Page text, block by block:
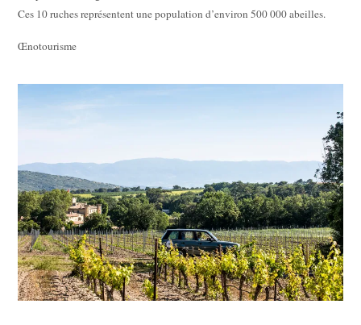
Ces 10 ruches représentent une population d’environ 500 000 abeilles.
Œnotourisme